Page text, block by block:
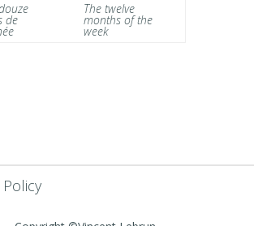
de
The twelve
months of the
week
Policy